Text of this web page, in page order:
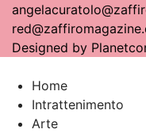
Designed by
Home
Intrattenimento
Arte